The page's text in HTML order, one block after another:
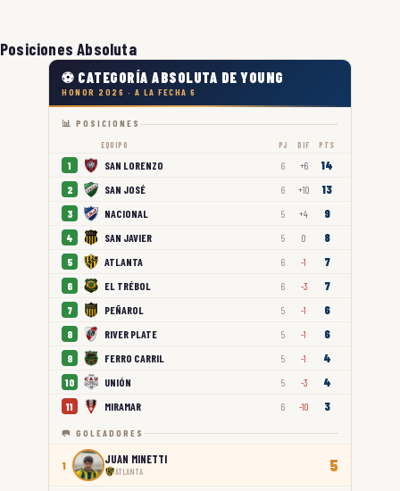
Posiciones Absoluta
⚽ CATEGORÍA ABSOLUTA DE YOUNG
HONOR 2026 · A LA FECHA 6
📊 POSICIONES
EQUIPO PJ DIF PTS
1 SAN LORENZO 6 +6 14
2 SAN JOSÉ 6 +10 13
3 NACIONAL 5 +4 9
4 SAN JAVIER 5 0 8
5 ATLANTA 6 -1 7
6 EL TRÉBOL 6 -3 7
7 PEÑAROL 5 -1 6
8 RIVER PLATE 5 -1 6
9 FERRO CARRIL 5 -1 4
10 UNIÓN 5 -3 4
11 MIRAMAR 6 -10 3
🥅 GOLEADORES
1 JUAN MINETTI
ATLANTA 5